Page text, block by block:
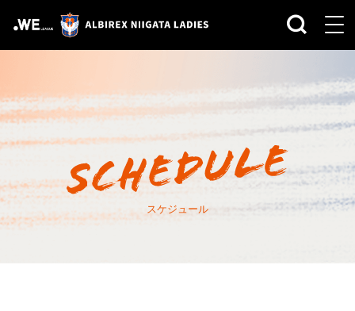
スケジュール